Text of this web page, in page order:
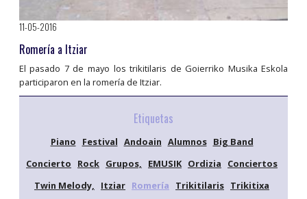
11-05-2016
Romería a Itziar
El pasado 7 de mayo los trikitilaris de Goierriko Musika Eskola
participaron en la romería de Itziar.
Etiquetas
Piano Festival Andoain Alumnos Big Band
Concierto
Rock Grupos, EMUSIK Ordizia
Conciertos
Twin Melody,
Itziar Romería Trikitilaris Trikitixa